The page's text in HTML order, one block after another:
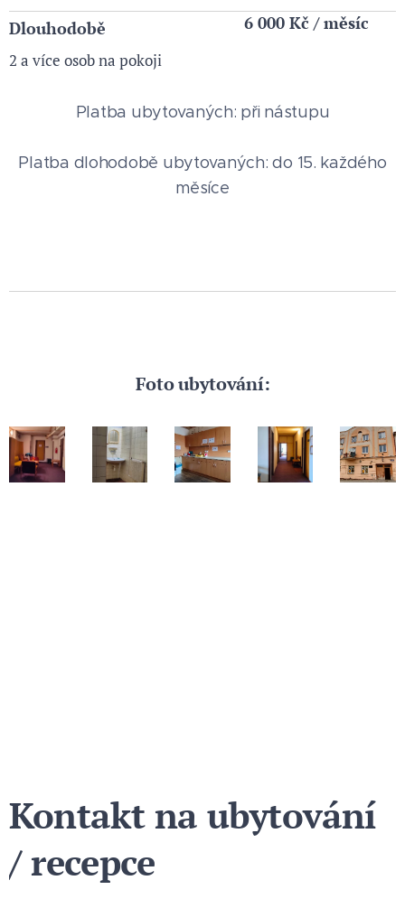
Dlouhodobě
2 a více osob na pokoji
6 000 Kč / měsíc
Platba ubytovaných: při nástupu
Platba dlohodobě ubytovaných: do 15. každého
měsíce
Foto ubytování:
Kontakt na ubytování
/ recepce